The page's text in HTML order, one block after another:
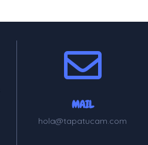
MAIL
hola@tapatucam.com